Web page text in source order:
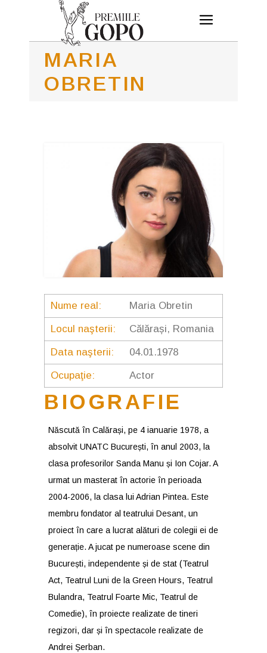
MARIA
OBRETIN
Nume real: Maria Obretin
Locul naşterii: Călărași, Romania
Data naşterii: 04.01.1978
Ocupaţie: Actor
BIOGRAFIE
Născută în Calărași, pe 4 ianuarie 1978, a
absolvit UNATC București, în anul 2003, la
clasa profesorilor Sanda Manu și Ion Cojar. A
urmat un masterat în actorie în perioada
2004-2006, la clasa lui Adrian Pintea. Este
membru fondator al teatrului Desant, un
proiect în care a lucrat alături de colegii ei de
generație. A jucat pe numeroase scene din
București, independente și de stat (Teatrul
Act, Teatrul Luni de la Green Hours, Teatrul
Bulandra, Teatrul Foarte Mic, Teatrul de
Comedie), în proiecte realizate de tineri
regizori, dar și în spectacole realizate de
Andrei Șerban.